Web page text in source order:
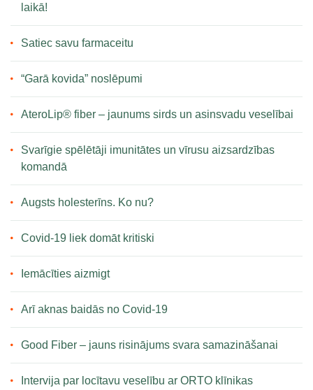
laikā!
Satiec savu farmaceitu
“Garā kovida” noslēpumi
AteroLip® fiber – jaunums sirds un asinsvadu veselībai
Svarīgie spēlētāji imunitātes un vīrusu aizsardzības
komandā
Augsts holesterīns. Ko nu?
Covid-19 liek domāt kritiski
Iemācīties aizmigt
Arī aknas baidās no Covid-19
Good Fiber – jauns risinājums svara samazināšanai
Intervija par locītavu veselību ar ORTO klīnikas